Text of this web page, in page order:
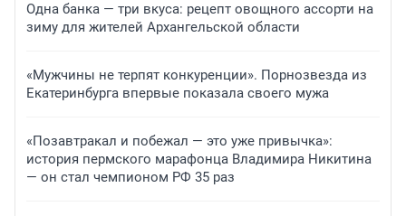
Одна банка — три вкуса: рецепт овощного ассорти на
зиму для жителей Архангельской области
«Мужчины не терпят конкуренции». Порнозвезда из
Екатеринбурга впервые показала своего мужа
«Позавтракал и побежал — это уже привычка»:
история пермского марафонца Владимира Никитина
— он стал чемпионом РФ 35 раз